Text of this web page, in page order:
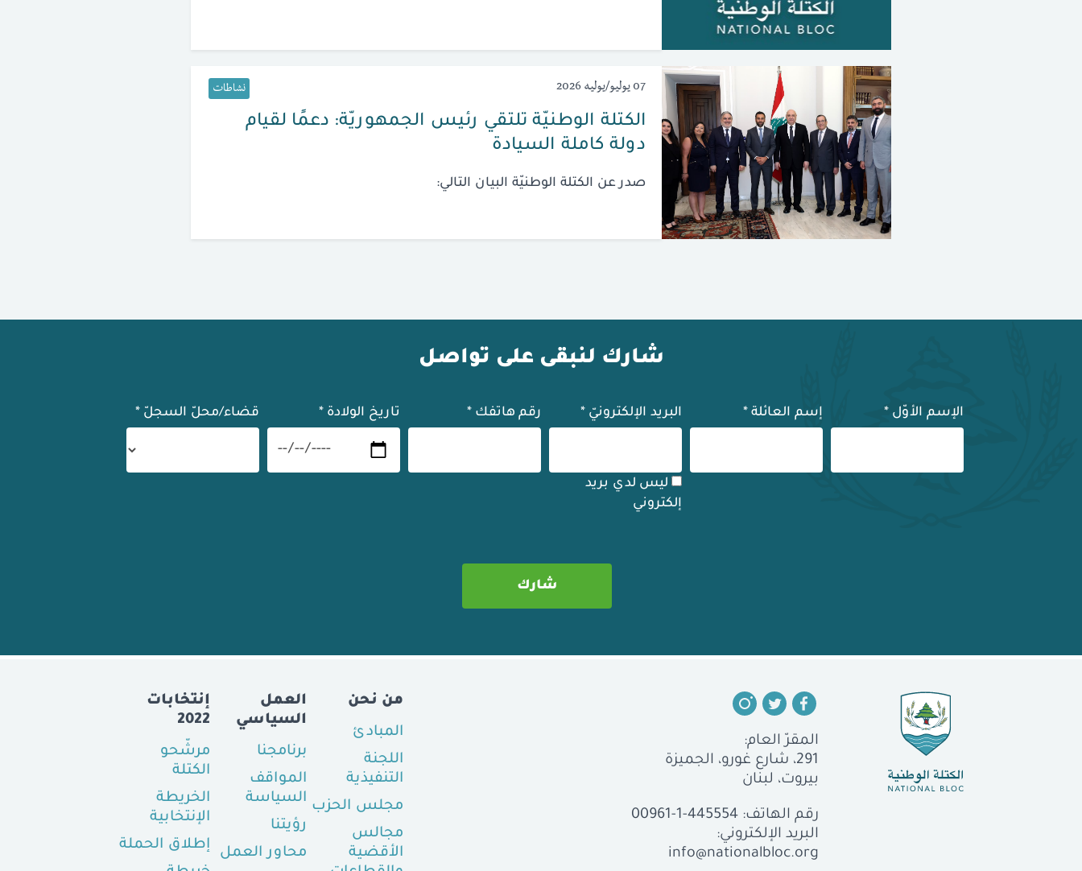
07 يوليو/يوليه 2026 نشاطات
الكتلة الوطنيّة تلتقي رئيس الجمهوريّة: دعمًا لقيام
دولة كاملة السيادة
صدر عن الكتلة الوطنيّة البيان التالي:
شارك لنبقى على تواصل
الإسم الأوّل * إسم العائلة * البريد الإلكترونيّ *
ليس لدي بريد
إلكتروني
رقم هاتفك * تاريخ الولادة * قضاء/محلّ السجلّ *
إنتخابات
2022
مرشّحو
الكتلة
الخريطة
الإنتخابية
إطلاق الحملة
العمل
السياسي
برنامجنا
المواقف
السياسة
رؤيتنا
محاور العمل
من نحن
المبادئ
اللجنة
التنفيذية
مجلس الحزب
مجالس
الأقضية
المقرّ العام:
291، شارع غورو، الجميزة
بيروت، لبنان
رقم الهاتف:00961-1-445554
البريد الإلكتروني:
info@nationalbloc.org